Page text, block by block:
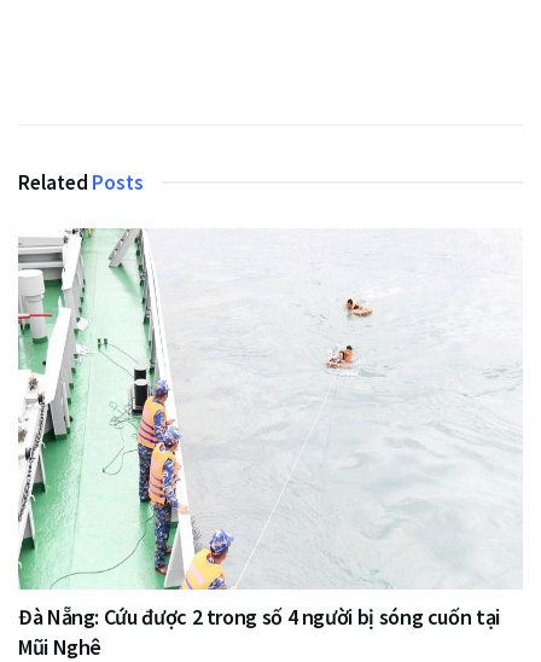
Related Posts
Đà Nẵng: Cứu được 2 trong số 4 người bị sóng cuốn tại
Mũi Nghê